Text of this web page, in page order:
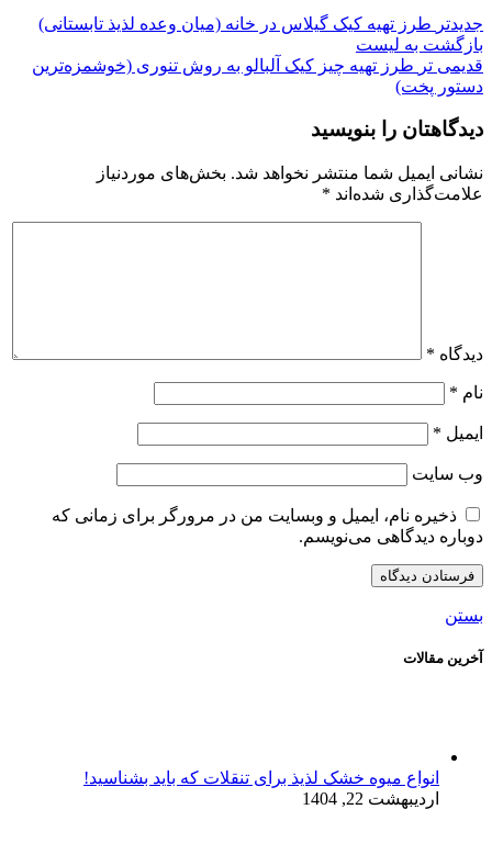
جدیدتر طرز تهیه کیک گیلاس در خانه (میان وعده لذیذ تابستانی)
بازگشت به لیست
قدیمی تر طرز تهیه چیز کیک آلبالو به روش تنوری (خوشمزه‌ترین
دستور پخت)
دیدگاهتان را بنویسید
نشانی ایمیل شما منتشر نخواهد شد. بخش‌های موردنیاز
علامت‌گذاری شده‌اند *
دیدگاه *
نام *
ایمیل *
وب‌ سایت
ذخیره نام، ایمیل و وبسایت من در مرورگر برای زمانی که
دوباره دیدگاهی می‌نویسم.
بستن
آخرین مقالات
انواع میوه خشک لذیذ برای تنقلات که باید بشناسید!
اردیبهشت 22, 1404